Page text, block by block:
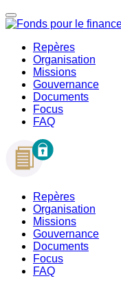
Repères
Organisation
Missions
Gouvernance
Documents
Focus
FAQ
Repères
Organisation
Missions
Gouvernance
Documents
Focus
FAQ